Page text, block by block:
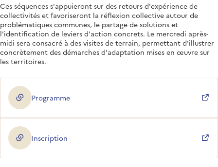
Ces séquences s'appuieront sur des retours d'expérience de
collectivités et favoriseront la réflexion collective autour de
problématiques communes, le partage de solutions et
l'identification de leviers d'action concrets. Le mercredi après-
midi sera consacré à des visites de terrain, permettant d'illustrer
concrètement des démarches d'adaptation mises en œuvre sur
les territoires.
Programme
(ouverture dans une nouvelle fenêtre)
Inscription
(ouverture dans une nouvelle fenêtre)